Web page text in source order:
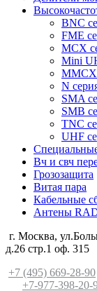
BNC
FME
MCX
Mini
MMCX
N
SMA
SMB
TNC
UHF
Вч и свч
Грозозащита
Витая пара
Кабельные
Антены
г. Москва,
д.26 стр.1 оф. 315
+7 (495) 669-28-90
+7-977-398-20-